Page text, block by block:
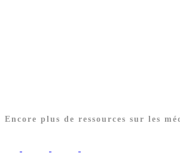
Encore plus de ressources sur les